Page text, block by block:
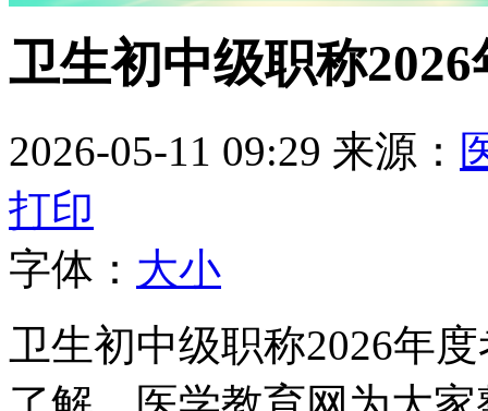
卫生初中级职称
2026-05-11 09:29 来源：
打印
字体： 大小
卫生初中级职称2026年